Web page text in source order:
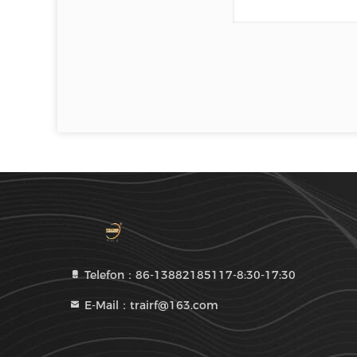
Telefon：86-13882185117-8:30-17:30
E-Mail：trairf@163.com